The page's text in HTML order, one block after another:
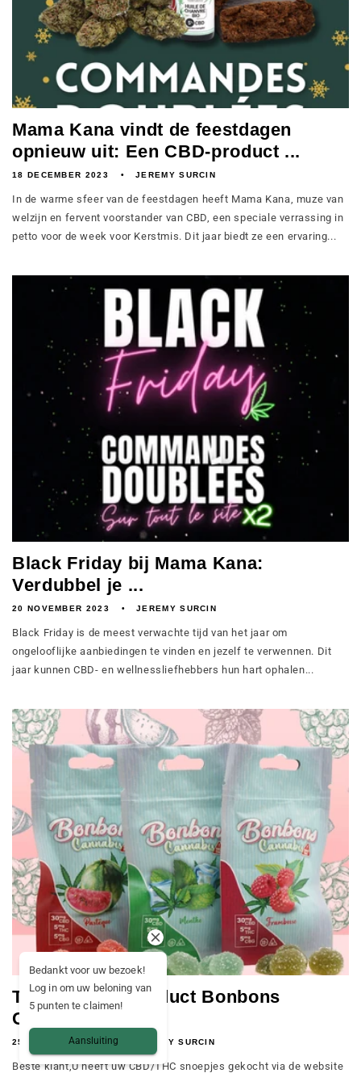
Mama Kana vindt de feestdagen
opnieuw uit: Een CBD-product ...
18 DECEMBER 2023 JEREMY SURCIN
In de warme sfeer van de feestdagen heeft Mama Kana, muze van
welzijn en fervent voorstander van CBD, een speciale verrassing in
petto voor de week voor Kerstmis. Dit jaar biedt ze een ervaring...
Black Friday bij Mama Kana:
Verdubbel je ...
20 NOVEMBER 2023 JEREMY SURCIN
Black Friday is de meest verwachte tijd van het jaar om
ongelooflijke aanbiedingen te vinden en jezelf te verwennen. Dit
jaar kunnen CBD- en wellnessliefhebbers hun hart ophalen...
Terugroepen product Bonbons
CBD/THC
25 AUGUSTUS 2023 JEREMY SURCIN
Beste klant,U heeft uw CBD/THC snoepjes gekocht via de website
Bedankt voor uw bezoek!
Log in om uw beloning van
5 punten te claimen!
Aansluiting